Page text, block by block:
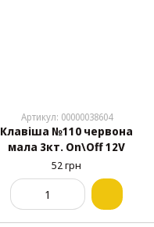
Артикул: 00000038604
Клавіша №110 червона
мала 3кт. On\Off 12V
52 грн